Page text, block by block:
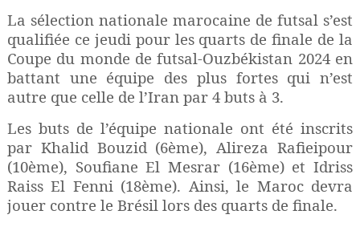
La sélection nationale marocaine de futsal s’est
qualifiée ce jeudi pour les quarts de finale de la
Coupe du monde de futsal-Ouzbékistan 2024 en
battant une équipe des plus fortes qui n’est
autre que celle de l’Iran par 4 buts à 3.
Les buts de l’équipe nationale ont été inscrits
par Khalid Bouzid (6ème), Alireza Rafieipour
(10ème), Soufiane El Mesrar (16ème) et Idriss
Raiss El Fenni (18ème). Ainsi, le Maroc devra
jouer contre le Brésil lors des quarts de finale.